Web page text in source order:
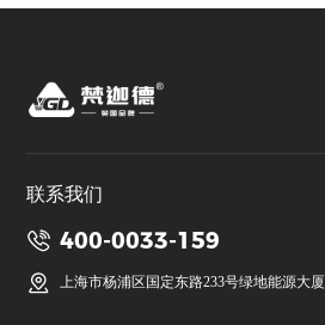
联系我们
400-0033-159
上海市杨浦区国定东路233号绿地能源大厦